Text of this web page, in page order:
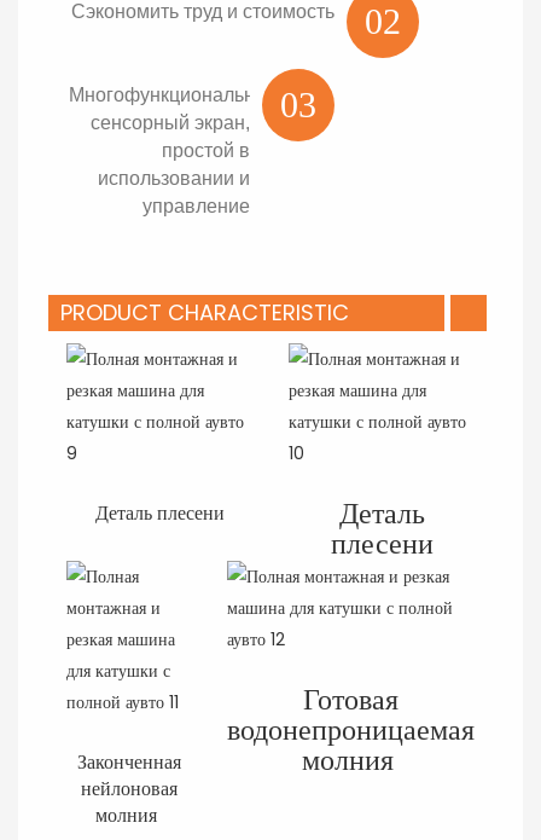
02
Сэкономить труд и стоимость
03
Многофункциональный
сенсорный экран,
простой в
использовании и
управление
PRODUCT CHARACTERISTIC
Деталь плесени Деталь
плесени
Законченная
нейлоновая
молния
Готовая
водонепроницаемая
молния